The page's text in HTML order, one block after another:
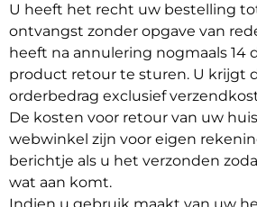
U heeft het recht uw bestelling
ontvangst zonder opgave van
heeft na annulering nogmaals 14
product retour te sturen. U krijgt
orderbedrag exclusief
De kosten voor retour van uw
webwinkel zijn voor eigen
berichtje als u het verzonden
wat aan komt.